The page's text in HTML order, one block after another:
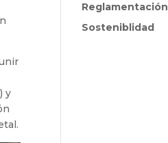
y
Reglamentación
Sosteniblidad